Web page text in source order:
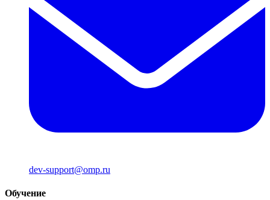
dev-support@omp.ru
Обучение